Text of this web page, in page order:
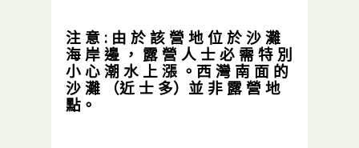
注 意 : 由 於 該 營 地 位 於 沙 灘
海 岸 邊 ， 露 營 人 士 必 需 特 別
小 心 潮 水 上 漲 。 西 灣 南 面 的
沙 灘 （近 士 多）並 非 露 營 地
點。